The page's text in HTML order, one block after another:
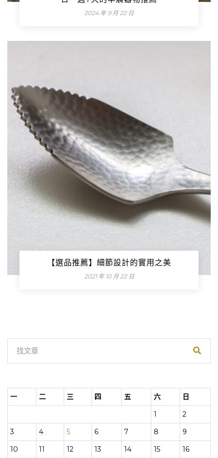
2024 年 9 月 22 日
【選品推薦】細節設計的實用之美
2021 年 10 月 22 日
一 二 三 四 五 六
日
1
2
3
4 5 6 7 8
9
10
11 12 13 14 15
16